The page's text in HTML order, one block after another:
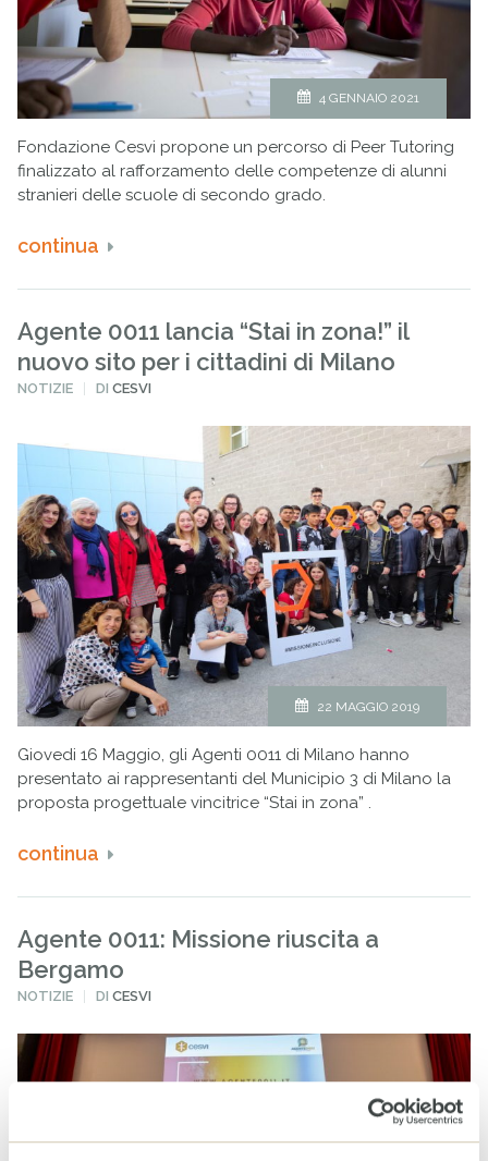
4 GENNAIO 2021
Fondazione Cesvi propone un percorso di Peer Tutoring
finalizzato al rafforzamento delle competenze di alunni
stranieri delle scuole di secondo grado.
continua
Agente 0011 lancia “Stai in zona!” il
nuovo sito per i cittadini di Milano
PUBBLICATO
NOTIZIE DICESVI
22 MAGGIO 2019
Giovedi 16 Maggio, gli Agenti 0011 di Milano hanno
presentato ai rappresentanti del Municipio 3 di Milano la
proposta progettuale vincitrice “Stai in zona” .
continua
Agente 0011: Missione riuscita a
Bergamo
PUBBLICATO
NOTIZIE DICESVI